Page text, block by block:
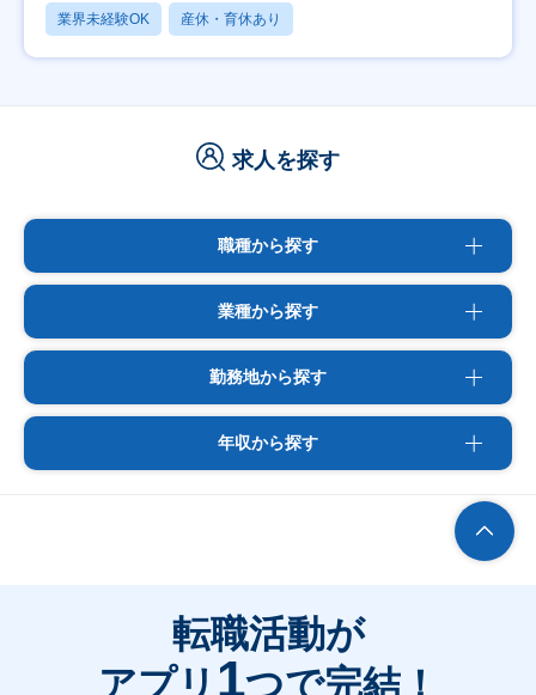
業界未経験OK 産休・育休あり
求人を探す
職種から探す
業種から探す
勤務地から探す
年収から探す
転職活動が
アプリ 1つで完結！